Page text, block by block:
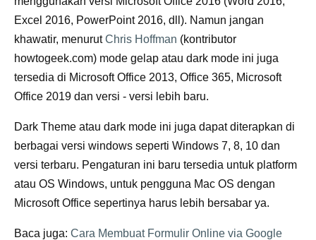
Excel 2016, PowerPoint 2016, dll). Namun jangan
khawatir, menurutChris Hoffman (kontributor
howtogeek.com) mode gelap atau dark mode ini juga
tersedia di Microsoft Office 2013, Office 365, Microsoft
Office 2019 dan versi - versi lebih baru.
Dark Theme atau dark mode ini juga dapat diterapkan di
berbagai versi windows seperti Windows 7, 8, 10 dan
versi terbaru. Pengaturan ini baru tersedia untuk platform
atau OS Windows, untuk pengguna Mac OS dengan
Microsoft Office sepertinya harus lebih bersabar ya.
Baca juga: Cara Membuat Formulir Online via Google